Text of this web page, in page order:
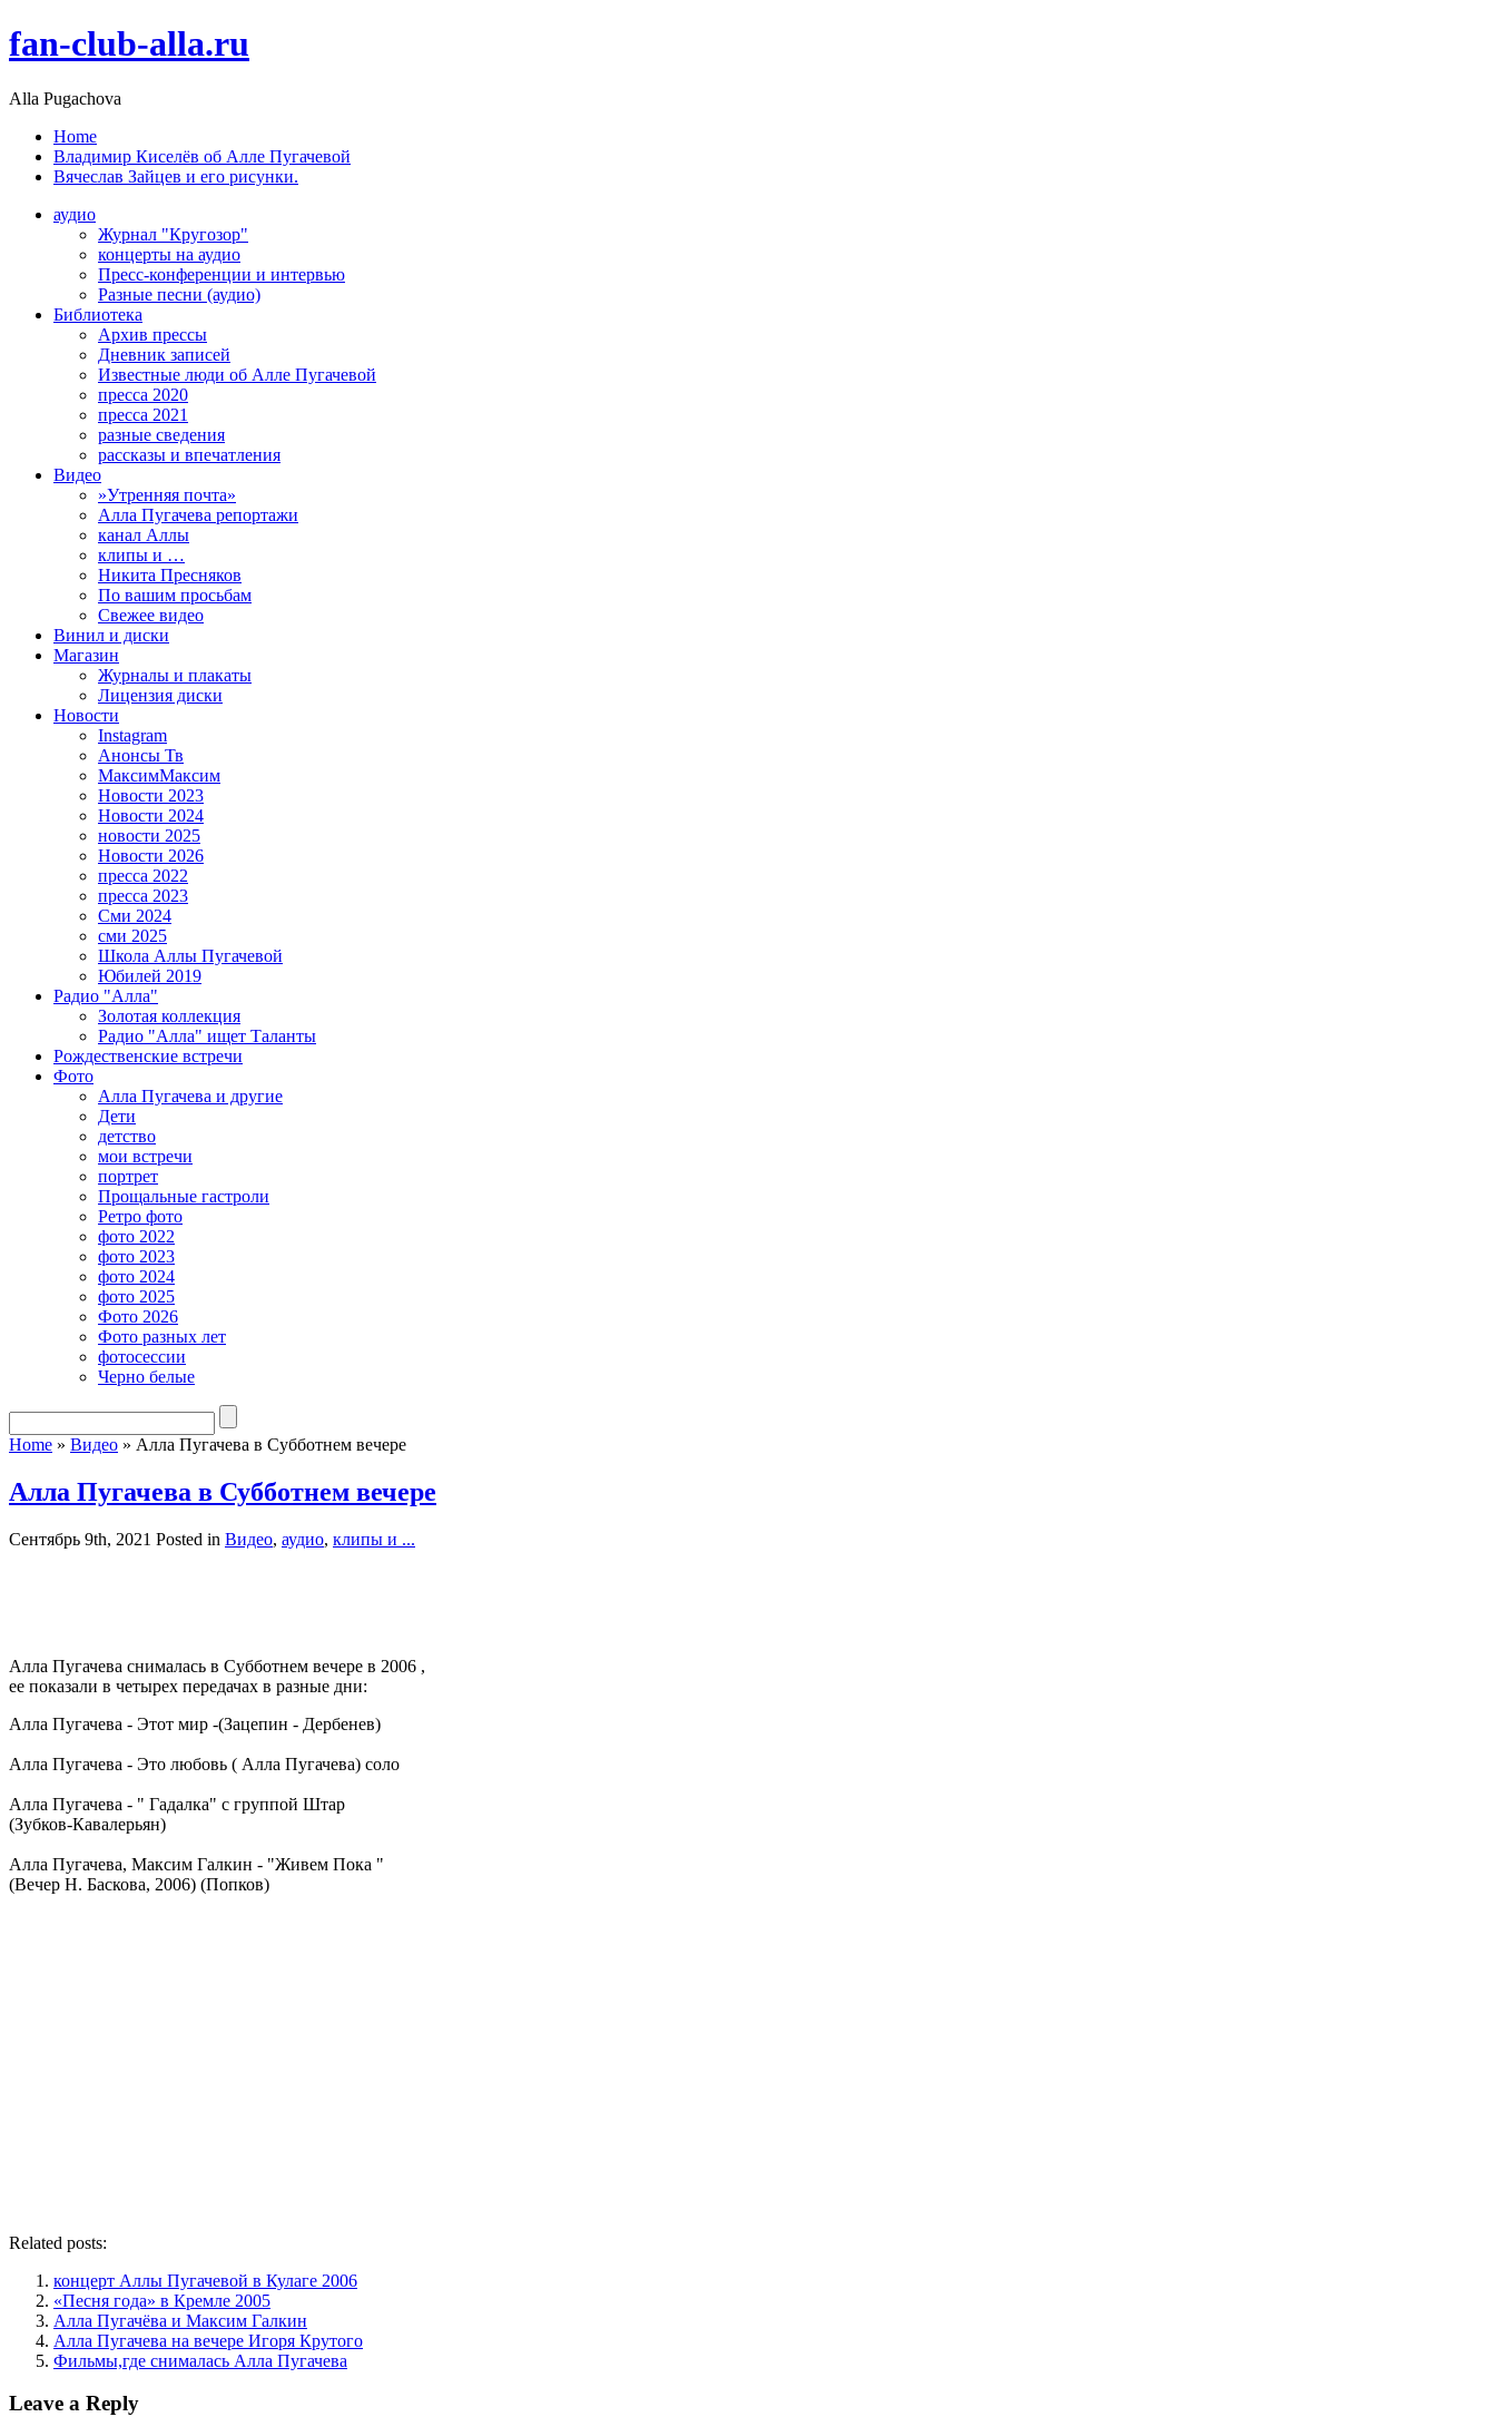
fan-club-alla.ru
Alla Pugachova
Home
Владимир Киселёв об Алле Пугачевой
Вячеслав Зайцев и его рисунки.
аудио
Журнал "Кругозор"
концерты на аудио
Пресс-конференции и интервью
Разные песни (аудио)
Библиотека
Архив прессы
Дневник записей
Известные люди об Алле Пугачевой
пресса 2020
пресса 2021
разные сведения
рассказы и впечатления
Видео
»Утренняя почта»
Алла Пугачева репортажи
канал Аллы
клипы и …
Никита Пресняков
По вашим просьбам
Свежее видео
Винил и диски
Магазин
Журналы и плакаты
Лицензия диски
Новости
Instagram
Анонсы Тв
МаксимМаксим
Новости 2023
Новости 2024
новости 2025
Новости 2026
пресса 2022
пресса 2023
Сми 2024
сми 2025
Школа Аллы Пугачевой
Юбилей 2019
Радио "Алла"
Золотая коллекция
Радио "Алла" ищет Таланты
Рождественские встречи
Фото
Алла Пугачева и другие
Дети
детство
мои встречи
портрет
Прощальные гастроли
Ретро фото
фото 2022
фото 2023
фото 2024
фото 2025
Фото 2026
Фото разных лет
фотосессии
Черно белые
Home » Видео » Алла Пугачева в Субботнем вечере
Алла Пугачева в Субботнем вечере
Сентябрь 9th, 2021 Posted in Видео, аудио, клипы и ...
Алла Пугачева снималась в Субботнем вечере в 2006 ,
ее показали в четырех передачах в разные дни:
Алла Пугачева - Этот мир -(Зацепин - Дербенев)
Алла Пугачева - Это любовь ( Алла Пугачева) соло
Алла Пугачева - " Гадалка" с группой Штар
(Зубков-Кавалерьян)
Алла Пугачева, Максим Галкин - "Живем Пока "
(Вечер Н. Баскова, 2006) (Попков)
Related posts:
концерт Аллы Пугачевой в Кулаге 2006
«Песня года» в Кремле 2005
Алла Пугачёва и Максим Галкин
Алла Пугачева на вечере Игоря Крутого
Фильмы,где снималась Алла Пугачева
Leave a Reply